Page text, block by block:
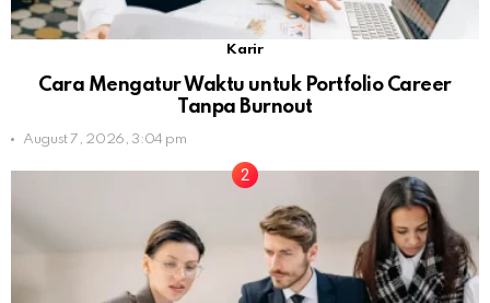
Karir
Cara Mengatur Waktu untuk Portfolio Career
Tanpa Burnout
August 7, 2026, 3:04 pm